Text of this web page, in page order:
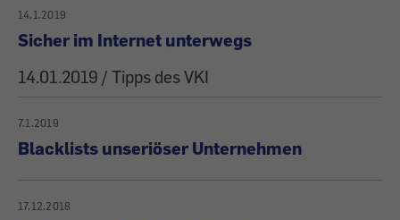
14.1.2019
Sicher im Internet unterwegs
14.01.2019 / Tipps des VKI
7.1.2019
Blacklists unseriöser Unternehmen
17.12.2018